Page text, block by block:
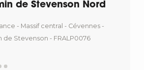
de Stevenson Nord
- Massif central - Cévennes -
de Stevenson - FRALP0076